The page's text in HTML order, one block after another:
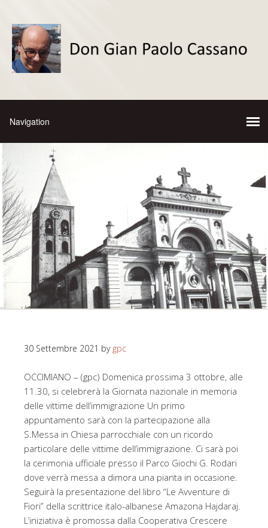
30 Settembre 2021 by gpc
OCCIMIANO – (gpc) Domenica prossima 3 ottobre, alle
11.30, si celebrerà la Giornata nazionale in memoria
delle vittime dell’immigrazione Un primo
appuntamento sarà con la partecipazione alla
S.Messa in Chiesa parrocchiale con un ricordo
particolare delle vittime dell’immigrazione. Ci sarà poi
la cerimonia ufficiale presso il Parco Giochi G. Rodari
dove verrà messa a dimora una pianta in occasione.
Seguirà la presentazione del libro “Le Avventure di
Fiori” della scrittrice italo-albanese Amazona Hajdaraj.
L’iniziativa è promossa dalla Cooperativa Crescere